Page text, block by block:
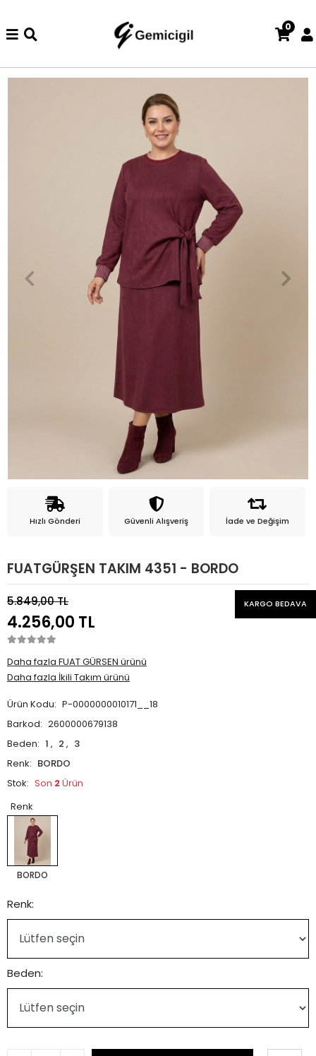
iade ve değişim işlemi yoktur.
0
Hızlı Gönderi Güvenli Alışveriş İade ve Değişim
FUATGÜRŞEN TAKIM 4351 - BORDO
5.849,00 TL
4.256,00 TL
KARGO BEDAVA
Daha fazla FUAT GÜRSEN ürünü
Daha fazla İkili Takım ürünü
Ürün Kodu: P-0000000010171__18
Barkod: 2600000679138
Beden: 1 , 2 , 3
Renk: BORDO
Stok: Son 2Ürün
Renk
BORDO
Renk:
Beden: